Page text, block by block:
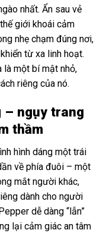
nhất. Ẩn sau vẻ
giới khoái cảm
nhẹ chạm đúng nơi,
từ xa linh hoạt.
là một bí mật nhỏ,
riêng của nó.
– ngụy trang
thầm
hình dáng một trái
về phía đuôi – một
mắt người khác,
dành cho người
dễ dàng “lẫn”
lại cảm giác an tâm